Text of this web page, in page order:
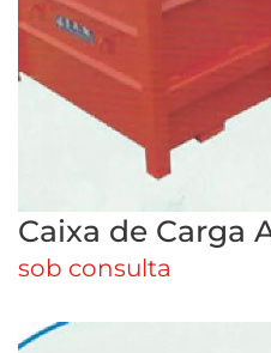
Caixa de Carga
sob consulta